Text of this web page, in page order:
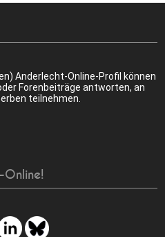
Anderlecht-Online-Profil können
Forenbeiträge antworten, an
teilnehmen.
Online!